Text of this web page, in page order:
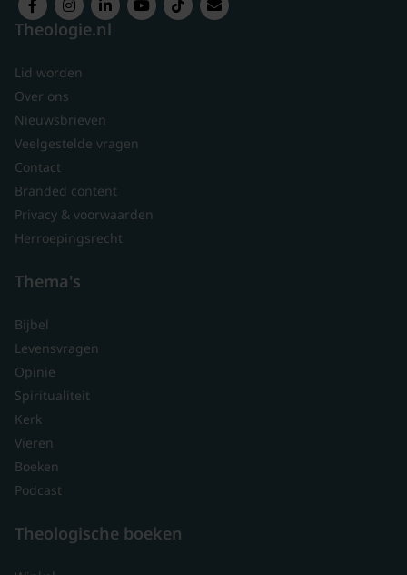
Theologie.nl
Lid worden
Over ons
Nieuwsbrieven
Veelgestelde vragen
Contact
Branded content
Privacy & voorwaarden
Herroepingsrecht
Thema's
Bijbel
Levensvragen
Opinie
Spiritualiteit
Kerk
Vieren
Boeken
Podcast
Theologische boeken